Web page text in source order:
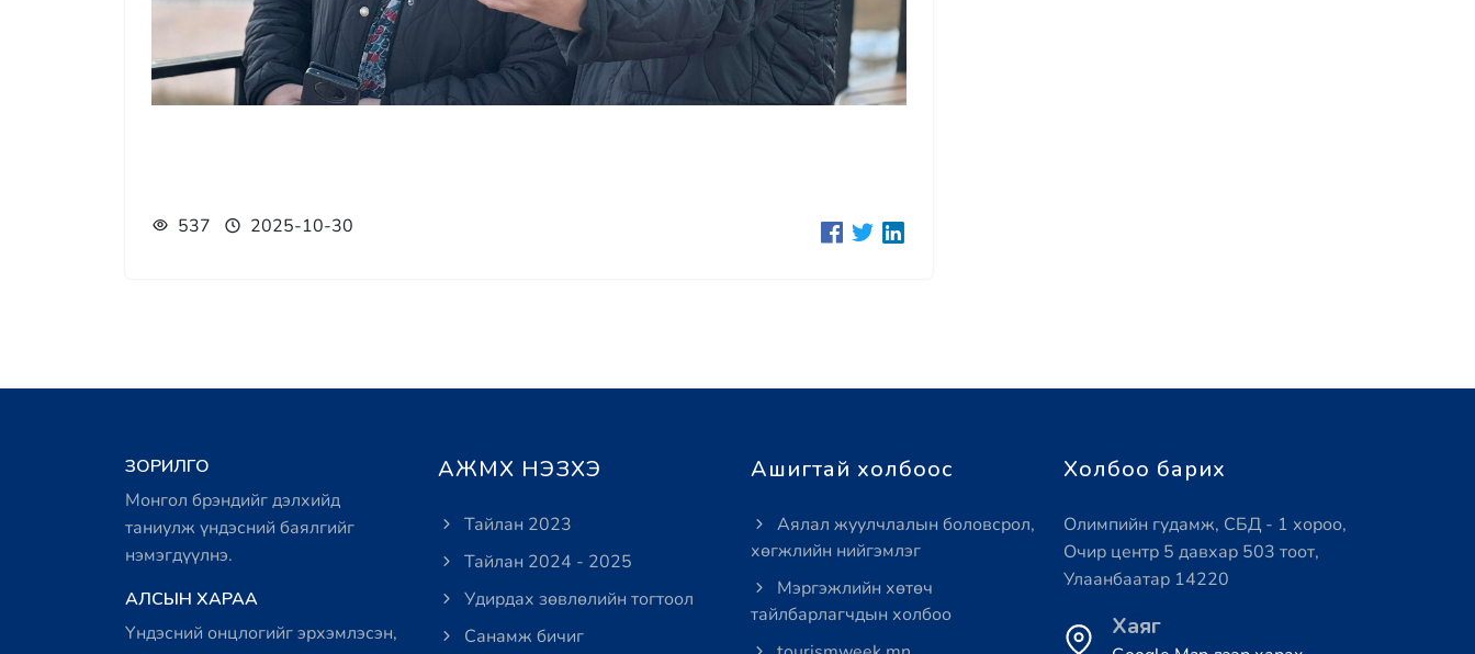
537 2025-10-30
ЗОРИЛГО
Монгол брэндийг дэлхийд
таниулж үндэсний баялгийг
нэмэгдүүлнэ.
АЛСЫН ХАРАА
Үндэсний онцлогийг эрхэмлэсэн,
АЖМХ НЭЗХЭ
Тайлан 2023
Тайлан 2024 - 2025
Удирдах зөвлөлийн тогтоол
Санамж бичиг
Ашигтай холбоос
Аялал жуулчлалын боловсрол,
хөгжлийн нийгэмлэг
Мэргэжлийн хөтөч
тайлбарлагчдын холбоо
Холбоо барих
Олимпийн гудамж, СБД - 1 хороо,
Очир центр 5 давхар 503 тоот,
Улаанбаатар 14220
Хаяг